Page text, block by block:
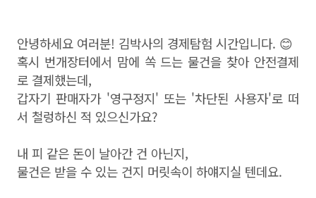
안녕하세요 여러분! 김박사의 경제탐험 시간입니다. 😊
혹시 번개장터에서 맘에 쏙 드는 물건을 찾아 안전결제
로 결제했는데,
갑자기 판매자가 '영구정지' 또는 '차단된 사용자'로 떠
서 철렁하신 적 있으신가요?
내 피 같은 돈이 날아간 건 아닌지,
물건은 받을 수 있는 건지 머릿속이 하얘지실 텐데요.